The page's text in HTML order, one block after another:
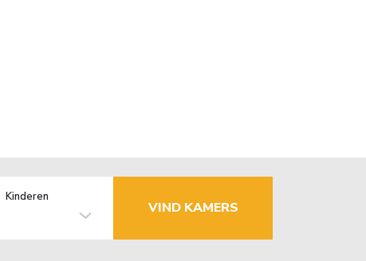
Kinderen
VIND KAMERS